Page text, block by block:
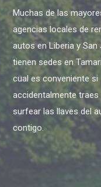
Muchas de las
agencias locales de
autos en Liberia y San
tienen sedes en
cual es conveniente si
accidentalmente traes
surfear las llaves del
contigo.